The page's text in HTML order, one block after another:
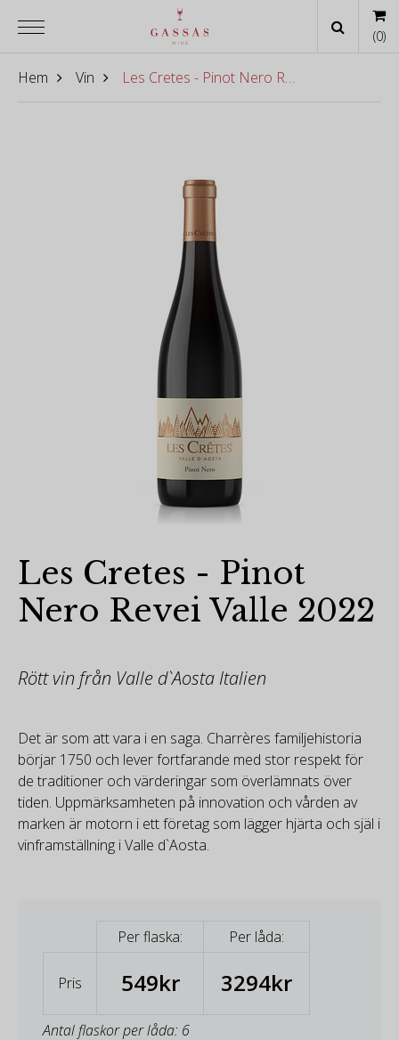
Hem Vin Les Cretes - Pinot Nero Revei Valle 2022
Les Cretes - Pinot
Nero Revei Valle 2022
Rött vin från Valle d`Aosta Italien
Det är som att vara i en saga. Charrères familjehistoria
börjar 1750 och lever fortfarande med stor respekt för
de traditioner och värderingar som överlämnats över
tiden. Uppmärksamheten på innovation och vården av
marken är motorn i ett företag som lägger hjärta och själ i
vinframställning i Valle d`Aosta.
Per flaska: Per låda:
Pris 549kr 3294kr
Antal flaskor per låda: 6
(0)